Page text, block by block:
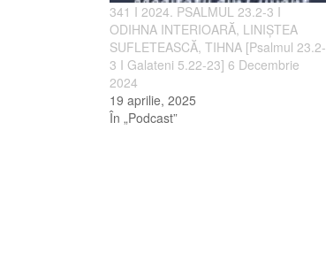
341 I 2024. PSALMUL 23.2-3 I
ODIHNA INTERIOARĂ, LINIȘTEA
SUFLETEASCĂ, TIHNA [Psalmul 23.2-
3 I Galateni 5.22-23] 6 Decembrie
2024
19 aprilie, 2025
În „Podcast”